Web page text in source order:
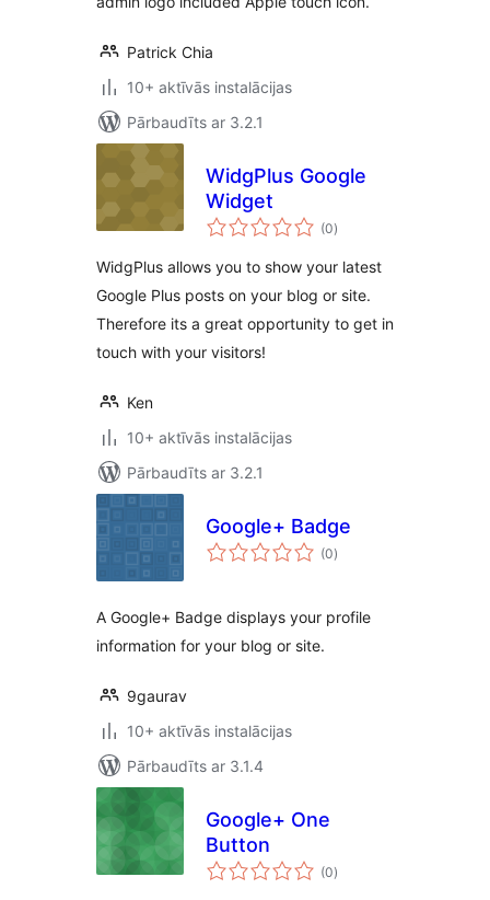
Patrick Chia
10+ aktīvās instalācijas
Pārbaudīts ar 3.2.1
WidgPlus Google
Widget
(0vērtējumu
kopsumma
)
WidgPlus allows you to show your latest
Google Plus posts on your blog or site.
Therefore its a great opportunity to get in
touch with your visitors!
Ken
10+ aktīvās instalācijas
Pārbaudīts ar 3.2.1
Google+ Badge
(0vērtējumu
kopsumma
)
A Google+ Badge displays your profile
information for your blog or site.
9gaurav
10+ aktīvās instalācijas
Pārbaudīts ar 3.1.4
Google+ One
Button
(0vērtējumu
kopsumma
)